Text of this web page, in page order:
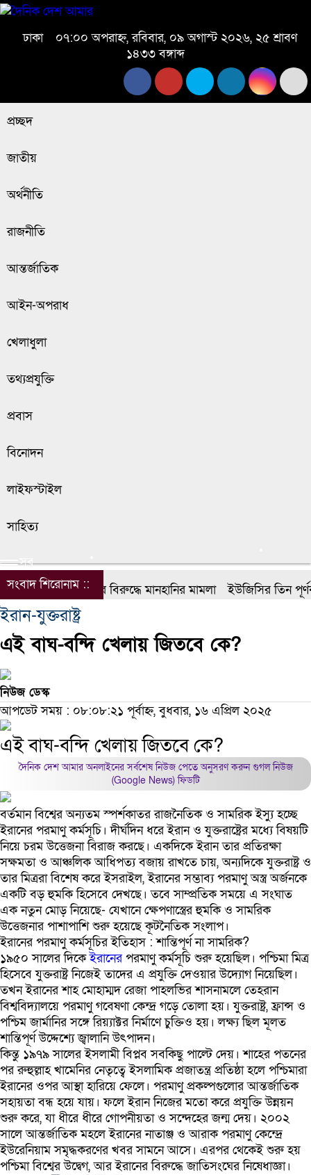
ঢাকা
০৭:০০ অপরাহ্ন, রবিবার, ০৯ অগাস্ট ২০২৬, ২৫ শ্রাবণ
১৪৩৩ বঙ্গাব্দ
প্রচ্ছদ
জাতীয়
অর্থনীতি
রাজনীতি
আন্তর্জাতিক
আইন-অপরাধ
খেলাধুলা
তথ্যপ্রযুক্তি
প্রবাস
বিনোদন
লাইফস্টাইল
সাহিত্য
সব
সংবাদ শিরোনাম ::
ডিপজলের বিরুদ্ধে মানহানির মামলা ইউজিসির তিন
ইরান-যুক্তরাষ্ট্র
এই বাঘ-বন্দি খেলায় জিতবে কে?
নিউজ ডেস্ক
আপডেট সময় : ০৮:০৮:২১ পূর্বাহ্ন, বুধবার, ১৬ এপ্রিল ২০২৫
এই বাঘ-বন্দি খেলায় জিতবে কে?
দৈনিক দেশ আমার অনলাইনের সর্বশেষ নিউজ পেতে অনুসরণ করুনগুগল নিউজ
(Google News)ফিডটি
বর্তমান বিশ্বের অন্যতম স্পর্শকাতর রাজনৈতিক ও সামরিক ইস্যু হচ্ছে
ইরানের পরমাণু কর্মসূচি। দীর্ঘদিন ধরে ইরান ও যুক্তরাষ্ট্রের মধ্যে বিষয়টি
নিয়ে চরম উত্তেজনা বিরাজ করছে। একদিকে ইরান তার প্রতিরক্ষা
সক্ষমতা ও আঞ্চলিক আধিপত্য বজায় রাখতে চায়, অন্যদিকে যুক্তরাষ্ট্র ও
তার মিত্ররা বিশেষ করে ইসরাইল, ইরানের সম্ভাব্য পরমাণু অস্ত্র অর্জনকে
একটি বড় হুমকি হিসেবে দেখছে। তবে সাম্প্রতিক সময়ে এ সংঘাত
এক নতুন মোড় নিয়েছে- যেখানে ক্ষেপণাস্ত্রের হুমকি ও সামরিক
উত্তেজনার পাশাপাশি শুরু হয়েছে কূটনৈতিক সংলাপ।
ইরানের পরমাণু কর্মসূচির ইতিহাস : শান্তিপূর্ণ না সামরিক?
১৯৫০ সালের দিকেইরানেরপরমাণু কর্মসূচি শুরু হয়েছিল। পশ্চিমা মিত্র
হিসেবে যুক্তরাষ্ট্র নিজেই তাদের এ প্রযুক্তি দেওয়ার উদ্যোগ নিয়েছিল।
তখন ইরানের শাহ মোহাম্মদ রেজা পাহলভির শাসনামলে তেহরান
বিশ্ববিদ্যালয়ে পরমাণু গবেষণা কেন্দ্র গড়ে তোলা হয়। যুক্তরাষ্ট্র, ফ্রান্স ও
পশ্চিম জার্মানির সঙ্গে রিয়্যাক্টর নির্মাণে চুক্তিও হয়। লক্ষ্য ছিল মূলত
শান্তিপূর্ণ উদ্দেশ্যে জ্বালানি উৎপাদন।
কিন্তু ১৯৭৯ সালের ইসলামী বিপ্লব সবকিছু পাল্টে দেয়। শাহের পতনের
পর রুহুল্লাহ খামেনির নেতৃত্বে ইসলামিক প্রজাতন্ত্র প্রতিষ্ঠা হলে পশ্চিমারা
ইরানের ওপর আস্থা হারিয়ে ফেলে। পরমাণু প্রকল্পগুলোর আন্তর্জাতিক
সহায়তা বন্ধ হয়ে যায়। ফলে ইরান নিজের মতো করে প্রযুক্তি উন্নয়ন
শুরু করে, যা ধীরে ধীরে গোপনীয়তা ও সন্দেহের জন্ম দেয়। ২০০২
সালে আন্তর্জাতিক মহলে ইরানের নাতাঞ্জ ও আরাক পরমাণু কেন্দ্রে
ইউরেনিয়াম সমৃদ্ধকরণের খবর সামনে আসে। এরপর থেকেই শুরু হয়
পশ্চিমা বিশ্বের উদ্বেগ, আর ইরানের বিরুদ্ধে জাতিসংঘের নিষেধাজ্ঞা।